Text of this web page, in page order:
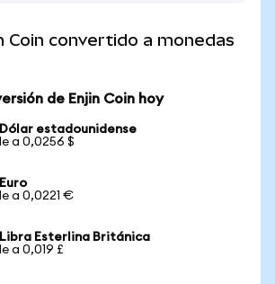
Coin convertido a monedas
de Enjin Coin hoy
estadounidense
a 0,0256 $
a 0,0221 €
Libra Esterlina Británica
a 0,019 £